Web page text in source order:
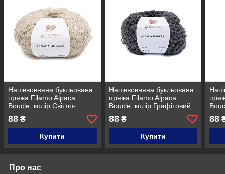
Напіввовняна букльована
пряжа Filamo Alpaca
Boucle, колір Світло-
бежевий
88 ₴
Купити
Напіввовняна букльована
пряжа Filamo Alpaca
Boucle, колір Графітовий
88₴
Купити
88
Про нас